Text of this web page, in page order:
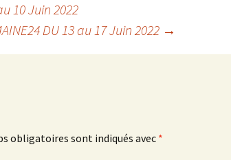
10 Juin 2022
DU 13 au 17 Juin 2022 →
obligatoires sont indiqués avec *